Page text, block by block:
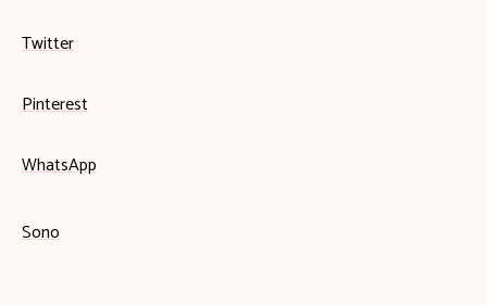
Twitter
Pinterest
WhatsApp
Sono